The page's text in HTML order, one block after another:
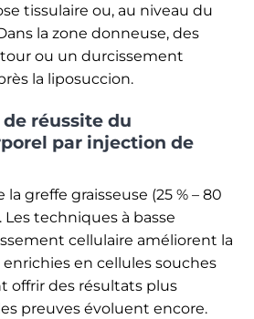
tissulaire ou, au niveau du
la zone donneuse, des
ou un durcissement
la liposuccion.
réussite du
par injection de
greffe graisseuse (25 % – 80
techniques à basse
cellulaire améliorent la
en cellules souches
offrir des résultats plus
preuves évoluent encore.